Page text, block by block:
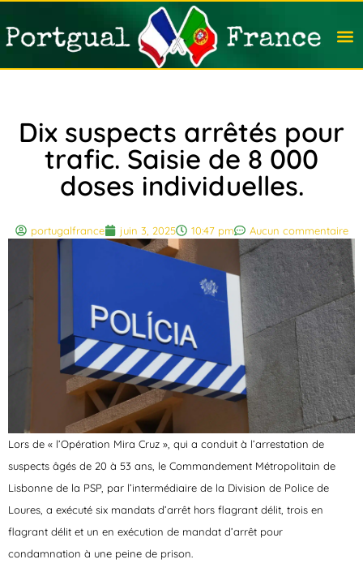
Dix suspects arrêtés pour
trafic. Saisie de 8 000
doses individuelles.
portugalfrance juin 3, 2025 10:47 pm Aucun commentaire
Lors de « l’Opération Mira Cruz », qui a conduit à l’arrestation de
suspects âgés de 20 à 53 ans, le Commandement Métropolitain de
Lisbonne de la PSP, par l’intermédiaire de la Division de Police de
Loures, a exécuté six mandats d’arrêt hors flagrant délit, trois en
flagrant délit et un en exécution de mandat d’arrêt pour
condamnation à une peine de prison.